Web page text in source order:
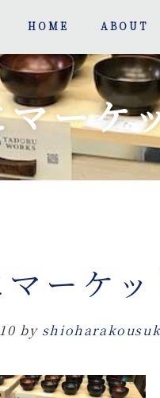
HOME ABOUT
ーケ
ーケッ
by